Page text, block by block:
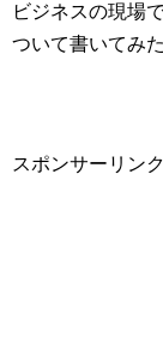
ビジネスの現場
ついて書いてみ
スポンサーリンク